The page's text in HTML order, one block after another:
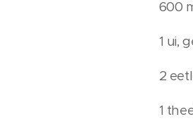
600
1 ui,
2
1